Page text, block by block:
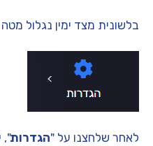
בלשונית מצד ימין נגלול
לאחר שלחצנו על "הגדרות",